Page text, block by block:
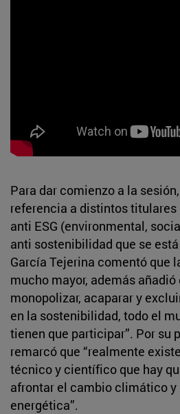
Para dar comienzo a la
referencia a distintos titulares
anti ESG (environmental,
anti sostenibilidad que se
García Tejerina comentó que
mucho mayor, además
monopolizar, acaparar y
en la sostenibilidad, todo el
tienen que participar”. Por su
remarcó que “realmente
técnico y científico que hay
afrontar el cambio climático
energética”.